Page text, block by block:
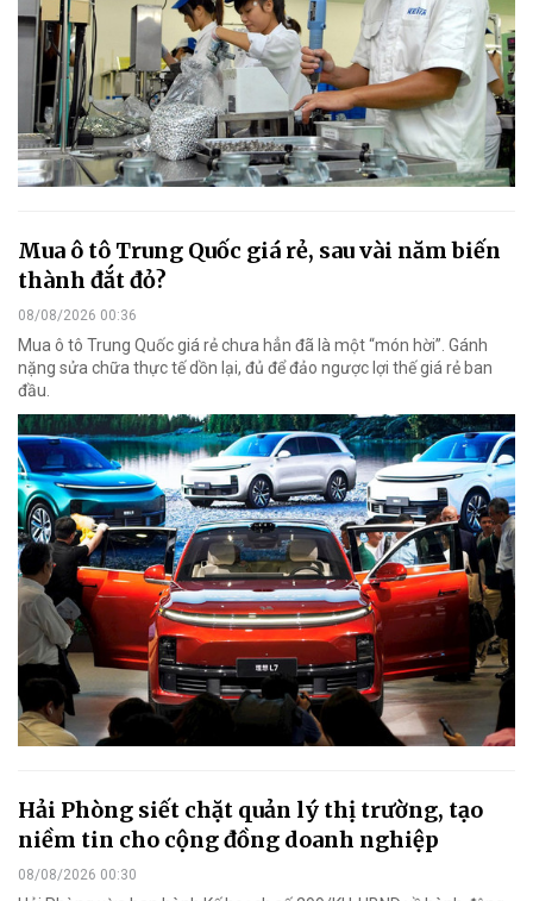
Mua ô tô Trung Quốc giá rẻ, sau vài năm biến
thành đắt đỏ?
08/08/2026 00:36
Mua ô tô Trung Quốc giá rẻ chưa hẳn đã là một “món hời”. Gánh
nặng sửa chữa thực tế dồn lại, đủ để đảo ngược lợi thế giá rẻ ban
đầu.
Hải Phòng siết chặt quản lý thị trường, tạo
niềm tin cho cộng đồng doanh nghiệp
08/08/2026 00:30